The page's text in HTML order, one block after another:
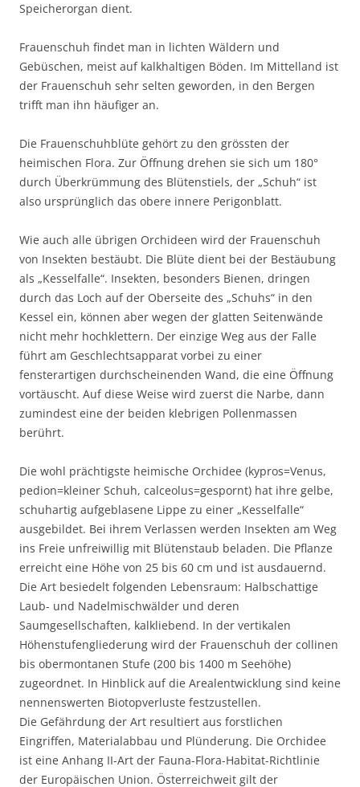
Speicherorgan dient.
Frauenschuh findet man in lichten Wäldern und
Gebüschen, meist auf kalkhaltigen Böden. Im Mittelland ist
der Frauenschuh sehr selten geworden, in den Bergen
trifft man ihn häufiger an.
Die Frauenschuhblüte gehört zu den grössten der
heimischen Flora. Zur Öffnung drehen sie sich um 180°
durch Überkrümmung des Blütenstiels, der „Schuh“ ist
also ursprünglich das obere innere Perigonblatt.
Wie auch alle übrigen Orchideen wird der Frauenschuh
von Insekten bestäubt. Die Blüte dient bei der Bestäubung
als „Kesselfalle“. Insekten, besonders Bienen, dringen
durch das Loch auf der Oberseite des „Schuhs“ in den
Kessel ein, können aber wegen der glatten Seitenwände
nicht mehr hochklettern. Der einzige Weg aus der Falle
führt am Geschlechtsapparat vorbei zu einer
fensterartigen durchscheinenden Wand, die eine Öffnung
vortäuscht. Auf diese Weise wird zuerst die Narbe, dann
zumindest eine der beiden klebrigen Pollenmassen
berührt.
Die wohl prächtigste heimische Orchidee (kypros=Venus,
pedion=kleiner Schuh, calceolus=gespornt) hat ihre gelbe,
schuhartig aufgeblasene Lippe zu einer „Kesselfalle“
ausgebildet. Bei ihrem Verlassen werden Insekten am Weg
ins Freie unfreiwillig mit Blütenstaub beladen. Die Pflanze
erreicht eine Höhe von 25 bis 60 cm und ist ausdauernd.
Die Art besiedelt folgenden Lebensraum: Halbschattige
Laub- und Nadelmischwälder und deren
Saumgesellschaften, kalkliebend. In der vertikalen
Höhenstufengliederung wird der Frauenschuh der collinen
bis obermontanen Stufe (200 bis 1400 m Seehöhe)
zugeordnet. In Hinblick auf die Arealentwicklung sind keine
nennenswerten Biotopverluste festzustellen.
Die Gefährdung der Art resultiert aus forstlichen
Eingriffen, Materialabbau und Plünderung. Die Orchidee
ist eine Anhang II-Art der Fauna-Flora-Habitat-Richtlinie
der Europäischen Union. Österreichweit gilt der